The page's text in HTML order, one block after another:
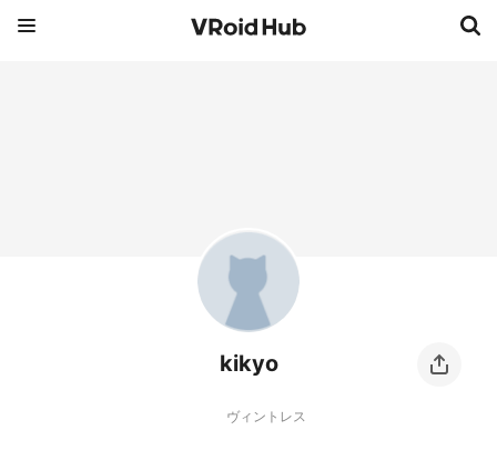
kikyo
ヴィントレス